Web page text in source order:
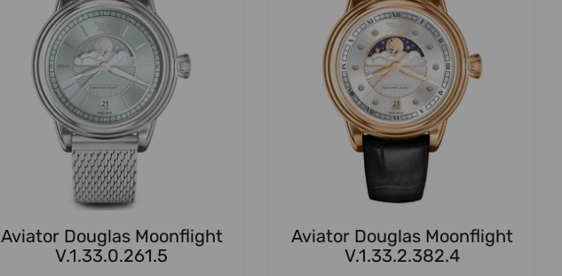
Aviator Douglas Moonflight
V.1.33.0.261.5
Aviator Douglas Moonflight
V.1.33.2.382.4